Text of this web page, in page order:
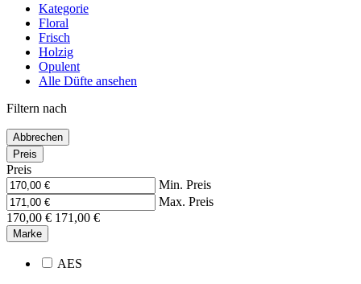
Kategorie
Floral
Frisch
Holzig
Opulent
Alle Düfte ansehen
Filtern nach
Abbrechen
Preis
Preis
Min. Preis
Max. Preis
170,00 € 171,00 €
Marke
AES